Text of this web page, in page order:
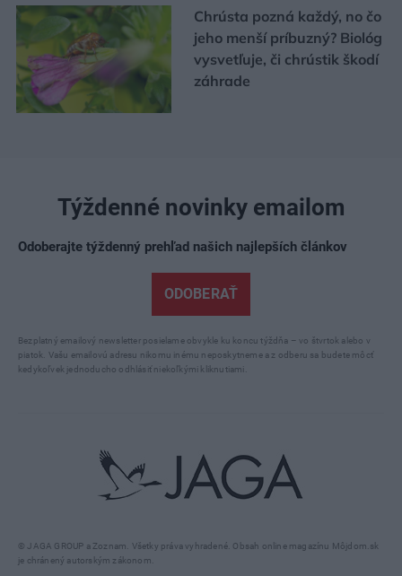
Chrústa pozná každý, no čo
jeho menší príbuzný? Biológ
vysvetľuje, či chrústik škodí
záhrade
© JAGA GROUP a Zoznam. Všetky práva vyhradené. Obsah online magazínu Môjdom.sk
je chránený autorským zákonom.
Týždenné novinky emailom
Odoberajte týždenný prehľad našich najlepších článkov
ODOBERAŤ
Bezplatný emailový newsletter posielame obvykle ku koncu týždňa – vo štvrtok alebo v
piatok. Vašu emailovú adresu nikomu inému neposkytneme a z odberu sa budete môcť
kedykoľvek jednoducho odhlásiť niekoľkými kliknutiami.